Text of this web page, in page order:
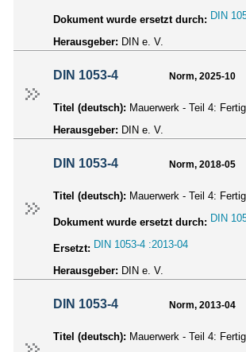
Dokument wurde ersetzt durch: DIN
Herausgeber: DIN e. V.
DIN 1053-4 Norm, 2025-10
Titel (deutsch): Mauerwerk - Teil 4:
Herausgeber: DIN e. V.
DIN 1053-4 Norm, 2018-05
Titel (deutsch): Mauerwerk - Teil 4:
Dokument wurde ersetzt durch: DIN
Ersetzt: DIN 1053-4 :2013-04
Herausgeber: DIN e. V.
DIN 1053-4 Norm, 2013-04
Titel (deutsch): Mauerwerk - Teil 4: